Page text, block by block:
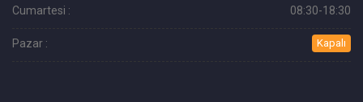
Cumartesi : 08:30-18:30
Pazar : Kapalı